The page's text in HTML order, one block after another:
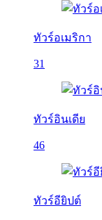
ทัวร์อเมริกา
31
ทัวร์อินเดีย
46
ทัวร์อียิปต์